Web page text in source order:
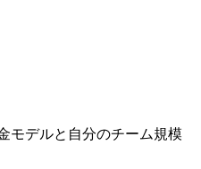
モデルと自分のチーム規模